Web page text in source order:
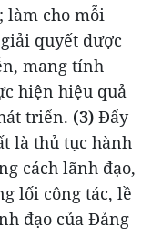
làm cho mỗi
quyết được
mang tính
hiện hiệu quả
triển. (3) Đẩy
là thủ tục hành
cách lãnh đạo,
lối công tác, lề
đạo của Đảng